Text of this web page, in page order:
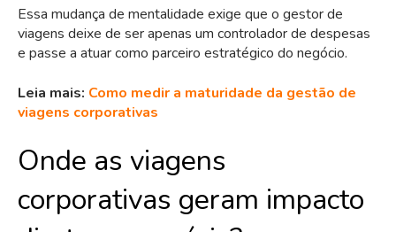
Essa mudança de mentalidade exige que o gestor de
viagens deixe de ser apenas um controlador de despesas
e passe a atuar como parceiro estratégico do negócio.
Leia mais: Como medir a maturidade da gestão de
viagens corporativas
Onde as viagens
corporativas geram impacto